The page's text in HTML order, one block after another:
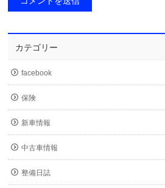
カテゴリー
facebook
保険
新車情報
中古車情報
整備日誌